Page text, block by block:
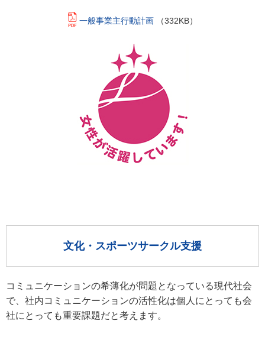
一般事業主行動計画 （332KB）
文化・スポーツサークル支援
コミュニケーションの希薄化が問題となっている現代社会
で、社内コミュニケーションの活性化は個人にとっても会
社にとっても重要課題だと考えます。